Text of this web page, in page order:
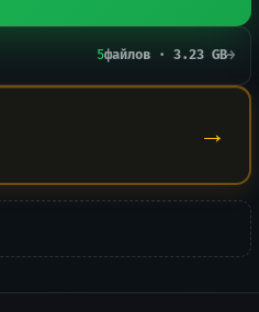
5файлов · 3.23 GB→
→